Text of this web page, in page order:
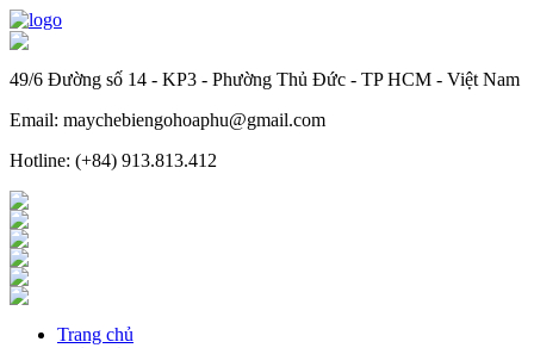
49/6 Đường số 14 - KP3 - Phường Thủ Đức - TP HCM - Việt Nam
Email: maychebiengohoaphu@gmail.com
Hotline: (+84) 913.813.412
Trang chủ